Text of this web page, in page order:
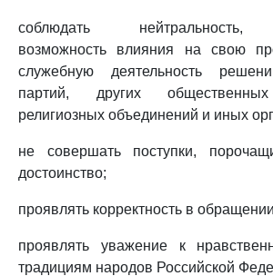
соблюдать нейтральность,
возможность влияния на свою
служебную деятельность
партий, других
религиозных объединений и иных
не совершать поступки,
достоинство;
проявлять корректность в
проявлять уважение к
традициям народов Российской